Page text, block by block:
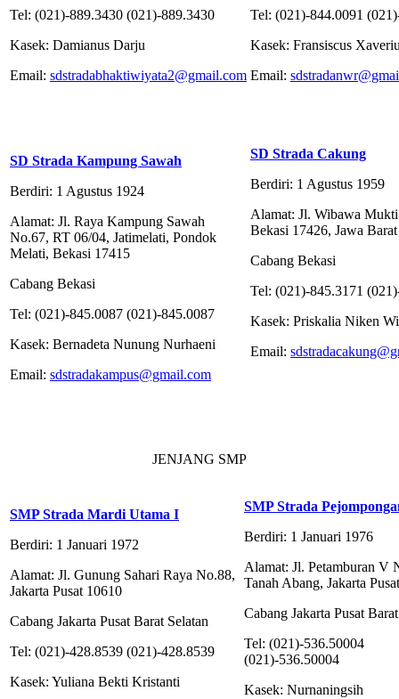
Tel: (021)-889.3430 (021)-889.3430
Kasek: Damianus Darju
Email: sdstradabhaktiwiyata2@gmail.com
Tel: (021)-844.0091
Kasek: Fransiscus
Email:
SD Strada Kampung Sawah
Berdiri: 1 Agustus 1924
Alamat: Jl. Raya Kampung Sawah
No.67, RT 06/04, Jatimelati, Pondok
Melati, Bekasi 17415
Cabang Bekasi
Tel: (021)-845.0087 (021)-845.0087
Kasek: Bernadeta Nunung Nurhaeni
Email: sdstradakampus@gmail.com
SD Strada Cakung
Berdiri: 1 Agustus 1959
Alamat: Jl. Wibawa
Bekasi 17426, Jawa Barat
Cabang Bekasi
Tel: (021)-845.3171
Kasek: Priskalia Niken
Email:
JENJANG SMP
SMP Strada Mardi Utama I
Berdiri: 1 Januari 1972
Alamat: Jl. Gunung Sahari Raya No.88,
Jakarta Pusat 10610
Cabang Jakarta Pusat Barat Selatan
Tel: (021)-428.8539 (021)-428.8539
Kasek: Yuliana Bekti Kristanti
SMP Strada
Berdiri: 1 Januari 1976
Alamat: Jl. Petamburan V
Tanah Abang, Jakarta
Cabang Jakarta Pusat
Tel: (021)-536.50004
(021)-536.50004
Kasek: Nurnaningsih